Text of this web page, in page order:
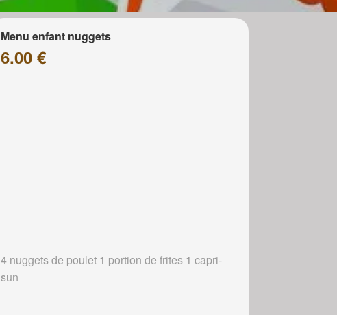
Menu enfant nuggets
6.00 €
4 nuggets de poulet 1 portion de frites 1 capri-
sun